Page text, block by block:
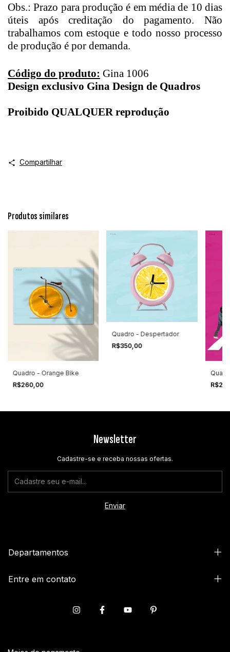
Obs.: Prazo para produção é em média de 10 dias
úteis após creditação do pagamento. Não
trabalhamos com estoque e todo nosso processo
de produção é por demanda.
Código do produto: Gina 1006
Design exclusivo Gina Design de Quadros
Proibido QUALQUER reprodução
Compartilhar
Produtos similares
Quadro - Orange Bike
R$260,00
Quadro - Despertador
R$350,00
Newsletter
Cadastre-se e receba nossas ofertas.
Departamentos
Entre em contato